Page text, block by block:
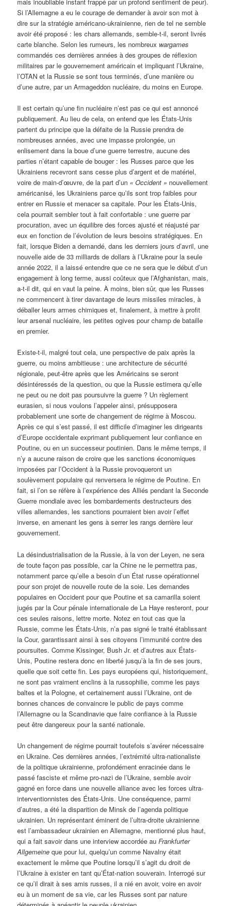
Si l’Allemagne a eu le courage de demander à avoir son mot à
dire sur la stratégie américano-ukrainienne, rien de tel ne semble
avoir été proposé : les chars allemands, semble-t-il, seront livrés
carte blanche. Selon les rumeurs, les nombreux wargames
commandés ces dernières années à des groupes de réflexion
militaires par le gouvernement américain et impliquant l’Ukraine,
l’OTAN et la Russie se sont tous terminés, d’une manière ou
d’une autre, par un Armageddon nucléaire, du moins en Europe.
Il est certain qu’une fin nucléaire n’est pas ce qui est annoncé
publiquement. Au lieu de cela, on entend que les États-Unis
partent du principe que la défaite de la Russie prendra de
nombreuses années, avec une impasse prolongée, un
enlisement dans la boue d’une guerre terrestre, aucune des
parties n’étant capable de bouger : les Russes parce que les
Ukrainiens recevront sans cesse plus d’argent et de matériel,
voire de main-d’œuvre, de la part d’un « Occident » nouvellement
américanisé, les Ukrainiens parce qu’ils sont trop faibles pour
entrer en Russie et menacer sa capitale. Pour les États-Unis,
cela pourrait sembler tout à fait confortable : une guerre par
procuration, avec un équilibre des forces ajusté et réajusté par
eux en fonction de l’évolution de leurs besoins stratégiques. En
fait, lorsque Biden a demandé, dans les derniers jours d’avril, une
nouvelle aide de 33 milliards de dollars à l’Ukraine pour la seule
année 2022, il a laissé entendre que ce ne sera que le début d’un
engagement à long terme, aussi coûteux que l’Afghanistan, mais,
a-t-il dit, qui en vaut la peine. À moins, bien sûr, que les Russes
ne commencent à tirer davantage de leurs missiles miracles, à
déballer leurs armes chimiques et, finalement, à mettre à profit
leur arsenal nucléaire, les petites ogives pour champ de bataille
en premier.
Existe-t-il, malgré tout cela, une perspective de paix après la
guerre, ou moins ambitieuse : une architecture de sécurité
régionale, peut-être après que les Américains se seront
désintéressés de la question, ou que la Russie estimera qu’elle
ne peut ou ne doit pas poursuivre la guerre ? Un règlement
eurasien, si nous voulons l’appeler ainsi, présupposera
probablement une sorte de changement de régime à Moscou.
Après ce qui s’est passé, il est difficile d’imaginer les dirigeants
d’Europe occidentale exprimant publiquement leur confiance en
Poutine, ou en un successeur poutinien. Dans le même temps, il
n’y a aucune raison de croire que les sanctions économiques
imposées par l’Occident à la Russie provoqueront un
soulèvement populaire qui renversera le régime de Poutine. En
fait, si l’on se réfère à l’expérience des Alliés pendant la Seconde
Guerre mondiale avec les bombardements destructeurs des
villes allemandes, les sanctions pourraient bien avoir l’effet
inverse, en amenant les gens à serrer les rangs derrière leur
gouvernement.
La désindustrialisation de la Russie, à la von der Leyen, ne sera
de toute façon pas possible, car la Chine ne le permettra pas,
notamment parce qu’elle a besoin d’un État russe opérationnel
pour son projet de nouvelle route de la soie. Les demandes
populaires en Occident pour que Poutine et sa camarilla soient
jugés par la Cour pénale internationale de La Haye resteront, pour
ces seules raisons, lettre morte. Notez en tout cas que la
Russie, comme les États-Unis, n’a pas signé le traité établissant
la Cour, garantissant ainsi à ses citoyens l’immunité contre des
poursuites. Comme Kissinger, Bush Jr. et d’autres aux États-
Unis, Poutine restera donc en liberté jusqu’à la fin de ses jours,
quelle que soit cette fin. Les pays européens qui, historiquement,
ne sont pas vraiment enclins à la russophilie, comme les pays
baltes et la Pologne, et certainement aussi l’Ukraine, ont de
bonnes chances de convaincre le public de pays comme
l’Allemagne ou la Scandinavie que faire confiance à la Russie
peut être dangereux pour la santé nationale.
Un changement de régime pourrait toutefois s’avérer nécessaire
en Ukraine. Ces dernières années, l’extrémité ultra-nationaliste
de la politique ukrainienne, profondément enracinée dans le
passé fasciste et même pro-nazi de l’Ukraine, semble avoir
gagné en force dans une nouvelle alliance avec les forces ultra-
interventionnistes des États-Unis. Une conséquence, parmi
d’autres, a été la disparition de Minsk de l’agenda politique
ukrainien. Un représentant éminent de l’ultra-droite ukrainienne
est l’ambassadeur ukrainien en Allemagne, mentionné plus haut,
qui a fait savoir dans une interview accordée auFrankfurter
Allgemeine que pour lui, quelqu’un comme Navalny était
exactement le même que Poutine lorsqu’il s’agit du droit de
l’Ukraine à exister en tant qu’État-nation souverain. Interrogé sur
ce qu’il dirait à ses amis russes, il a nié en avoir, voire en avoir
eu à un moment de sa vie, car les Russes sont par nature